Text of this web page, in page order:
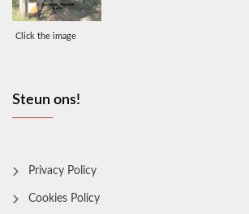
Click the image
Steun ons!
Privacy Policy
Cookies Policy